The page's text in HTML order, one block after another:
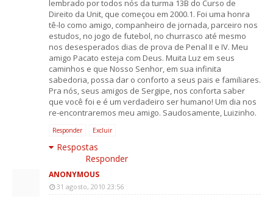
lembrado por todos nós da turma 13B do Curso de
Direito da Unit, que começou em 2000.1. Foi uma honra
tê-lo como amigo, companheiro de jornada, parceiro nos
estudos, no jogo de futebol, no churrasco até mesmo
nos desesperados dias de prova de Penal II e IV. Meu
amigo Pacato esteja com Deus. Muita Luz em seus
caminhos e que Nosso Senhor, em sua infinita
sabedoria, possa dar o conforto a seus pais e familiares.
Pra nós, seus amigos de Sergipe, nos conforta saber
que você foi e é um verdadeiro ser humano! Um dia nos
re-encontraremos meu amigo. Saudosamente, Luizinho.
Responder Excluir
Respostas
Responder
ANONYMOUS
31 agosto, 2010 23:56